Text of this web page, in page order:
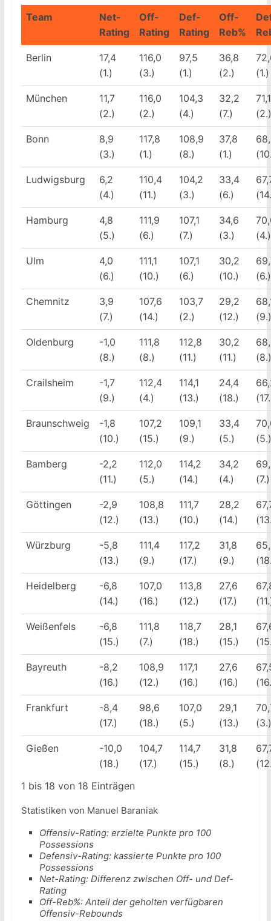
Team
Net-
Rating
Off-
Rating
Def-
Rating
Off-
Reb%
Berlin
17,4
(1.)
116,0
(3.)
97,5
(1.)
36,8
(2.)
(1.)
München
11,7
(2.)
116,0
(2.)
104,3
(4.)
32,2
(7.)
71,1
(2.)
Bonn
8,9
(3.)
117,8
(1.)
108,9
(8.)
37,8
(1.)
Ludwigsburg
6,2
(4.)
110,4
(11.)
104,2
(3.)
33,4
(6.)
Hamburg
4,8
(5.)
111,9
(6.)
107,1
(7.)
34,6
(3.)
(4.)
Ulm
4,0
(6.)
111,1
(10.)
107,1
(6.)
30,2
(10.)
(6.)
Chemnitz
3,9
(7.)
107,6
(14.)
103,7
(2.)
29,2
(12.)
(9.)
Oldenburg
-1,0
(8.)
111,8
(8.)
112,8
(11.)
30,2
(11.)
(8.)
Crailsheim
-1,7
(9.)
112,4
(4.)
114,1
(13.)
24,4
(18.)
Braunschweig
-1,8
(10.)
107,2
(15.)
109,1
(9.)
33,4
(5.)
(5.)
Bamberg
-2,2
(11.)
112,0
(5.)
114,2
(14.)
34,2
(4.)
(7.)
Göttingen
-2,9
(12.)
108,8
(13.)
111,7
(10.)
28,2
(14.)
Würzburg
-5,8
(13.)
111,4
(9.)
117,2
(17.)
31,8
(9.)
Heidelberg
-6,8
(14.)
107,0
(16.)
113,8
(12.)
27,6
(17.)
Weißenfels
-6,8
(15.)
111,8
(7.)
118,7
(18.)
28,1
(15.)
Bayreuth
-8,2
(16.)
108,9
(12.)
117,1
(16.)
27,6
(16.)
Frankfurt
-8,4
(17.)
98,6
(18.)
107,0
(5.)
29,1
(13.)
(3.)
Gießen
-10,0
(18.)
104,7
(17.)
114,7
(15.)
31,8
(8.)
1 bis 18 von 18 Einträgen
Statistiken von Manuel Baraniak
Offensiv-Rating: erzielte Punkte pro 100
Possessions
Defensiv-Rating: kassierte Punkte pro 100
Possessions
Net-Rating: Differenz zwischen Off- und Def-
Rating
Off-Reb%: Anteil der geholten verfügbaren
Offensiv-Rebounds